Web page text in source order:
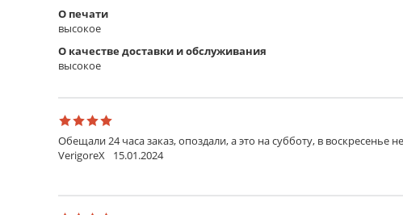
О печати
высокое
О качестве доставки и обслуживания
высокое
Обещали 24 часа заказ, опоздали, а это на субботу, в воскресенье
VerigoreX
15.01.2024